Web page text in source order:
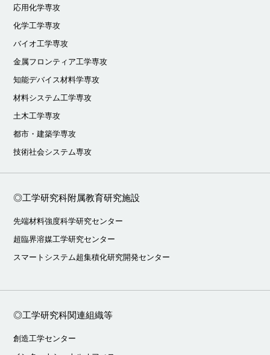
応用化学専攻
化学工学専攻
バイオ工学専攻
金属フロンティア工学専攻
知能デバイス材料学専攻
材料システム工学専攻
土木工学専攻
都市・建築学専攻
技術社会システム専攻
◎工学研究科附属教育研究施設
先端材料強度科学研究センター
超臨界溶媒工学研究センター
スマートシステム超集積化研究開発センター
◎工学研究科関連組織等
創造工学センター